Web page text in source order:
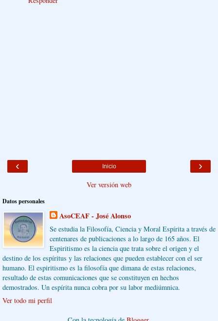
‹ ›
Inicio
Ver versión web
Datos personales
AsoCEAF - José Alonso
Se estudia la Filosofía, Ciencia y Moral Espírita a través de
centenares de publicaciones a lo largo de 165 años. El
Espiritismo es la ciencia que trata sobre el origen y el
destino de los espíritus y las relaciones que pueden establecer con el ser
humano. El espiritismo es la filosofía que dimana de estas relaciones,
resultado de estas comunicaciones que se constituyen en hechos
demostrados. Un espírita nunca cobra por su labor mediúmnica.
Ver todo mi perfil